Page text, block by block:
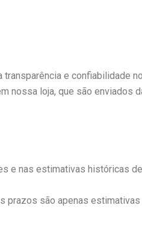
e confiabilidade
loja, que são enviados
e nas estimativas históricas
prazos são apenas